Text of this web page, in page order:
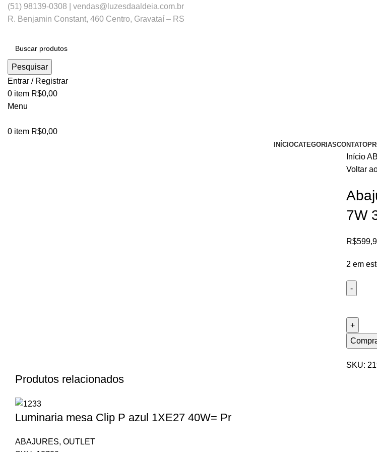
(51) 98139-0308 | vendas@luzesdaaldeia.com.br
R. Benjamin Constant, 460 Centro, Gravataí – RS
Pesquisar
Entrar / Registrar
0 item R$0,00
Menu
0 item R$0,00
INÍCIOCATEGORIASCONTATO
Início
Voltar
7W
R$
2 em
SKU:
Produtos relacionados
Luminaria mesa Clip P azul 1XE27 40W= Pr
ABAJURES, OUTLET